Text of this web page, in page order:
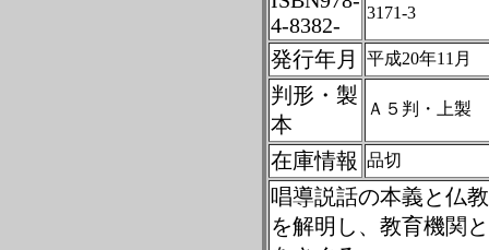
4-8382-
3171-3
発行年月 平成20年11月
判形・製
本
Ａ５判・上製
在庫情報 品切
唱導説話の本義と仏
を解明し、教育機関